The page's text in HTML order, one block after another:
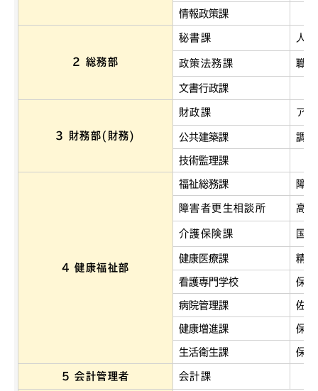
情報政策課
2 総務部
秘書課 人
政策法務課 職
文書行政課
3 財務部(財務)
財政課 ア
公共建築課 調達
技術監理課
4 健康福祉部
福祉総務課 障
障害者更生相談所 高
介護保険課 国
健康医療課 精神
看護専門学校 保健
病院管理課 佐久
健康増進課 保健
生活衛生課 保健
5 会計管理者 会計課